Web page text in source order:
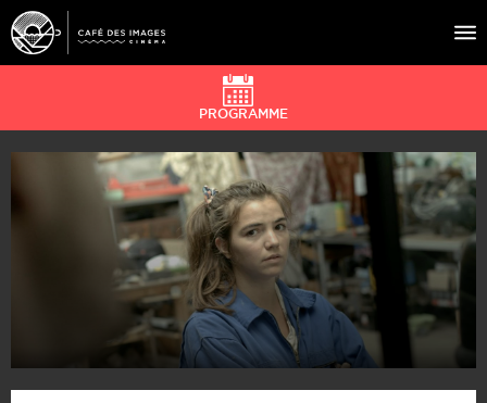
À L’AFFICHE
ÉVÉNEMENTS
CAFÉ DU CINÉ
PRATIQUE
ÉDUCATION AUX IMAGES
PROGRAMME